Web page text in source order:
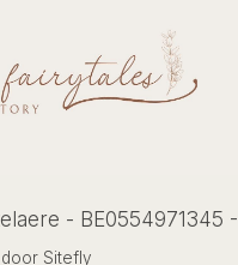
- BE0554971345 -
Sitefly